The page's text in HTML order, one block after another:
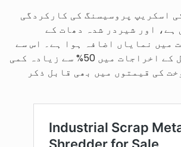
اسکریپ پروسیسنگ کی کارکردگی
ہے، اور شیردر شدہ دھات کے
میں نمایاں اضافہ ہوا ہے۔ اس سے
نہ صرف نقل و حمل کے اخراجات میں 50% سے زیادہ کمی
کی قیمتوں میں بھی قابل ذکر